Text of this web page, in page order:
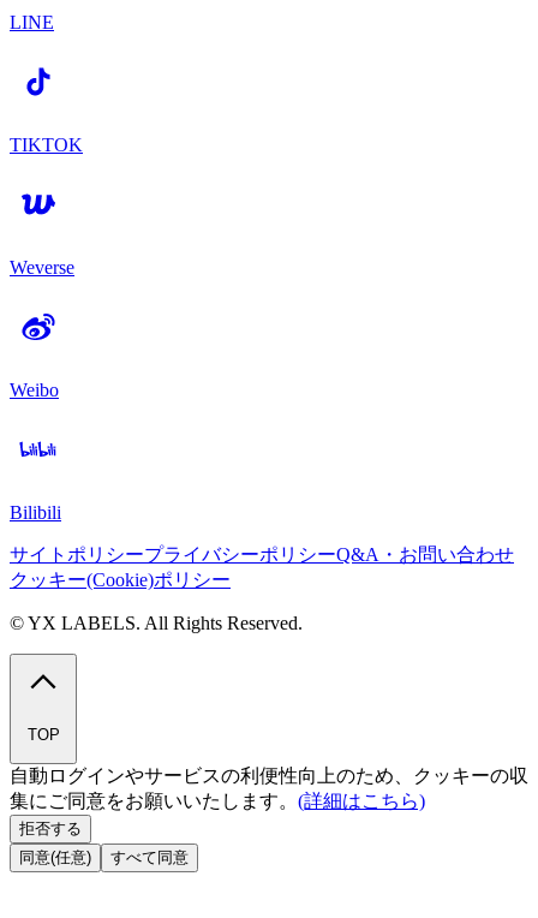
LINE
TIKTOK
Weverse
Weibo
Bilibili
サイトポリシープライバシーポリシーQ&A・お問い合わせ
クッキー(Cookie)ポリシー
© YX LABELS. All Rights Reserved.
TOP
自動ログインやサービスの利便性向上のため、クッキーの収
集にご同意をお願いいたします。 (詳細はこちら)
拒否する
同意(任意)
すべて同意